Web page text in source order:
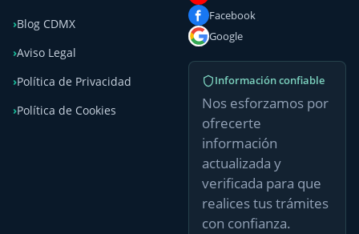
Blog CDMX
Aviso Legal
Política de Privacidad
Política de Cookies
Facebook
Google
Información confiable
Nos esforzamos por
ofrecerte
información
actualizada y
verificada para que
realices tus trámites
con confianza.